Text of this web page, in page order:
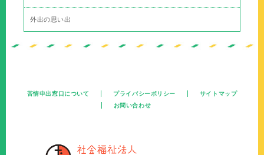
外出の思い出
苦情申出窓口について プライバシーポリシー
サイトマップ
お問い合わせ